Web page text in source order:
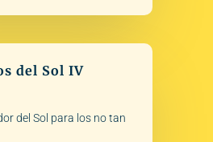
del Sol IV
del Sol para los no tan